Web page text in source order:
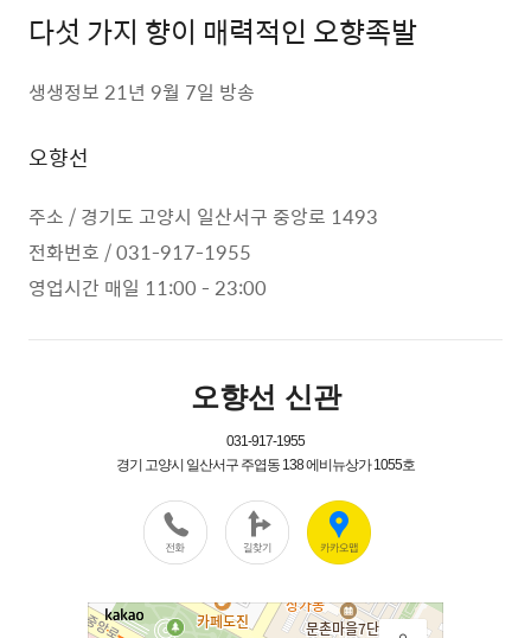
다섯 가지 향이 매력적인 오향족발
생생정보 21년 9월 7일 방송
오향선
주소 / 경기도 고양시 일산서구 중앙로 1493
전화번호 / 031-917-1955
영업시간 매일 11:00 - 23:00